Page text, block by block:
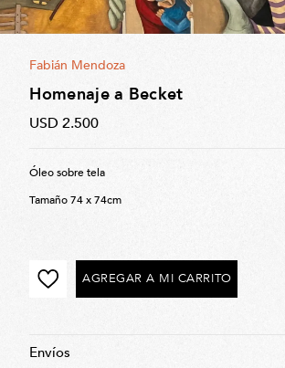
Fabián Mendoza
Homenaje a Becket
USD 2.500
Óleo sobre tela
Tamaño 74 x 74cm
AGREGAR A MI CARRITO
Envíos